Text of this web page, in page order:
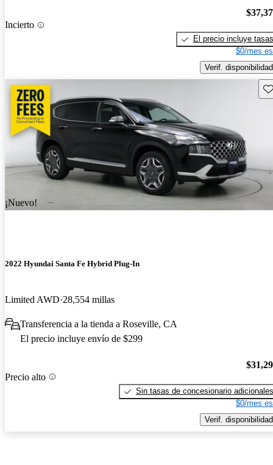
Incierto
El precio incluye tasas
$0/mes
Verif. disponibilidad
¡Nuevo!
2022 Hyundai Santa Fe Hybrid Plug-In
Limited AWD 28,554 millas
Transferencia a la tienda a Roseville, CA
El precio incluye envío de $299
Precio alto
Sin tasas de concesionario adicionales
$0/mes
Verif. disponibilidad